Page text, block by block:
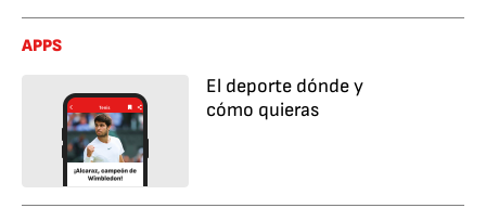
APPS
El deporte dónde y
cómo quieras